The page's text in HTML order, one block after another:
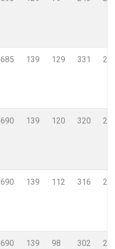
685 139 129 331
690 139 120 320
690 139 112 316
690 139 98 302